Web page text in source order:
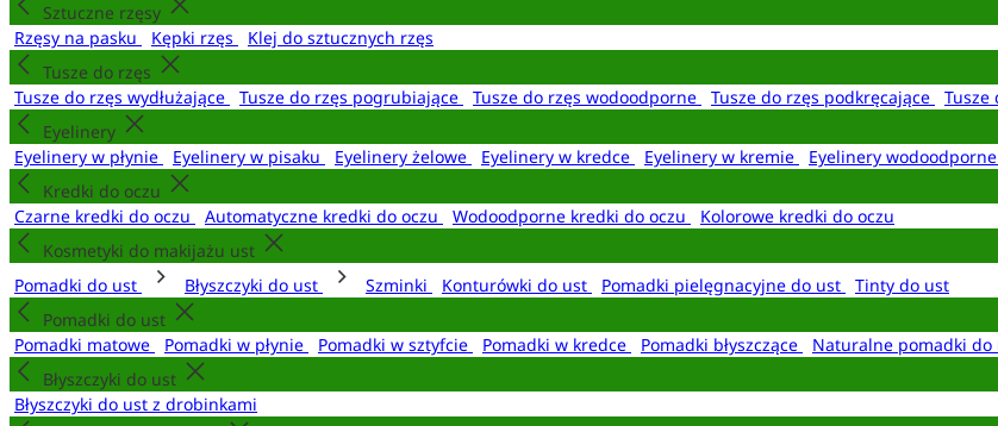
Sztuczne rzęsy
Rzęsy na pasku
Kępki rzęs
Klej do sztucznych rzęs
Tusze do rzęs
Tusze do rzęs wydłużające
Tusze do rzęs pogrubiające Tusze do rzęs wodoodporne Tusze do rzęs podkręcające Tusze
Eyelinery
Eyelinery w płynie
Eyelinery w pisaku Eyelinery żelowe Eyelinery w kredce Eyelinery w kremie Eyelinery wodoodporne
Kredki do oczu
Czarne kredki do oczu
Automatyczne kredki do oczu Wodoodporne kredki do oczu
Kolorowe kredki do oczu
Kosmetyki do makijażu ust
Pomadki do ust
Błyszczyki do ust Szminki Konturówki do ust Pomadki pielęgnacyjne do ust
Tinty do ust
Pomadki do ust
Pomadki matowe
Pomadki w płynie Pomadki w sztyfcie Pomadki w kredce Pomadki błyszczące
Naturalne pomadki do
Błyszczyki do ust
Błyszczyki do ust z drobinkami